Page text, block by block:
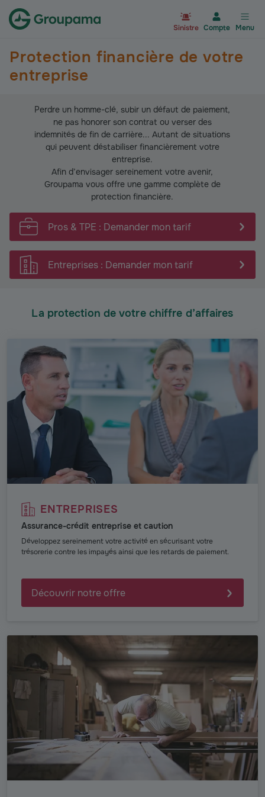
Sinistre Compte Menu
Protection financière de votre
entreprise
Perdre un homme-clé, subir un défaut de paiement,
ne pas honorer son contrat ou verser des
indemnités de fin de carrière... Autant de situations
qui peuvent déstabiliser financièrement votre
entreprise.
Afin d’envisager sereinement votre avenir,
Groupama vous offre une gamme complète de
protection financière.
Pros & TPE : Demander mon tarif
Entreprises : Demander mon tarif
La protection de votre chiffre d’affaires
ENTREPRISES
Assurance-crédit entreprise et caution
Développez sereinement votre activité en sécurisant votre
trésorerie contre les impayés ainsi que les retards de paiement.
Découvrir notre offre